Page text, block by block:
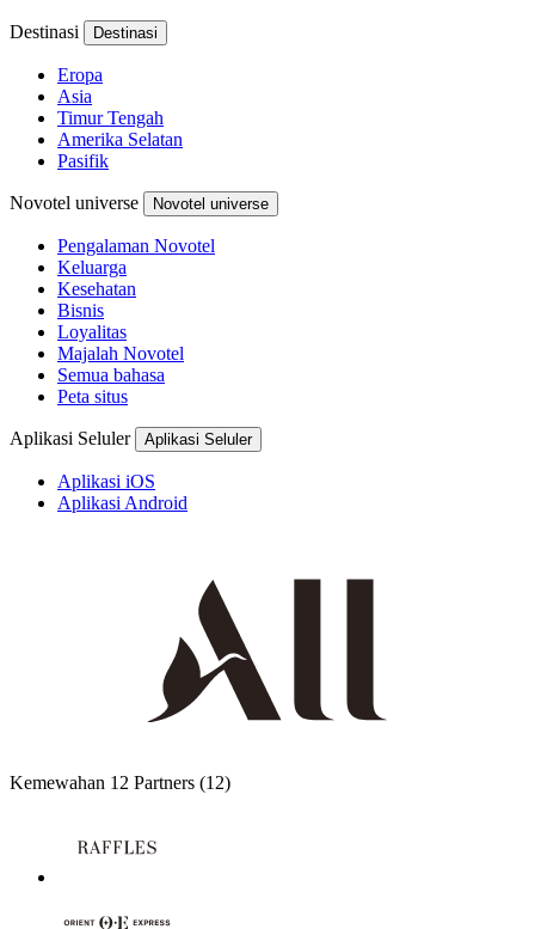
Destinasi Destinasi
Eropa
Asia
Timur Tengah
Amerika Selatan
Pasifik
Novotel universe Novotel universe
Pengalaman Novotel
Keluarga
Kesehatan
Bisnis
Loyalitas
Majalah Novotel
Semua bahasa
Peta situs
Aplikasi Seluler Aplikasi Seluler
Aplikasi iOS
Aplikasi Android
Kemewahan 12 Partners (12)